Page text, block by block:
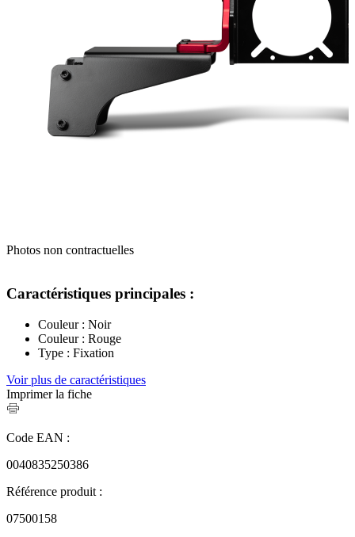
Photos non contractuelles
Caractéristiques principales :
Couleur : Noir
Couleur : Rouge
Type : Fixation
Voir plus de caractéristiques
Imprimer la fiche
Code EAN :
0040835250386
Référence produit :
07500158